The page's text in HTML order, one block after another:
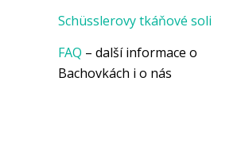
Schüsslerovy tkáňové soli
FAQ – další informace o
Bachovkách i o nás